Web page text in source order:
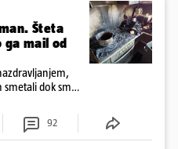
Šteta
mail od
smetali dok smo
92